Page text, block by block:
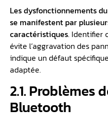
Les dysfonctionnements
se manifestent par
caractéristiques. Identifier
évite l’aggravation des
indique un défaut
adaptée.
2.1. Problèmes
Bluetooth